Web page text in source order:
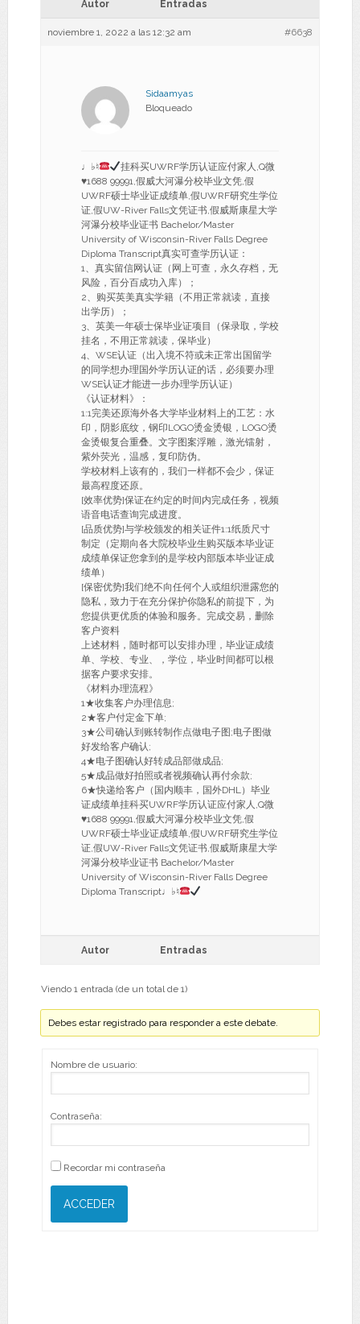
Autor Entradas
noviembre 1, 2022 a las 12:32 am #6638
Sidaamyas
Bloqueado
♩♭♮
挂科买UWRF学历认证应付家人,Q微
♥1688 99991,假威大河瀑分校毕业文凭,假
UWRF硕士毕业证成绩单,假UWRF研究生学位
证,假UW-River Falls文凭证书,假威斯康星大学
河瀑分校毕业证书 Bachelor/Master
University of Wisconsin-River Falls Degree
Diploma Transcript真实可查学历认证：
1、真实留信网认证（网上可查，永久存档，无
风险，百分百成功入库）；
2、购买英美真实学籍（不用正常就读，直接
出学历）；
3、英美一年硕士保毕业证项目（保录取，学校
挂名，不用正常就读，保毕业）
4、WSE认证（出入境不符或未正常出国留学
的同学想办理国外学历认证的话，必须要办理
WSE认证才能进一步办理学历认证）
《认证材料》：
1:1完美还原海外各大学毕业材料上的工艺：水
印，阴影底纹，钢印LOGO烫金烫银，LOGO烫
金烫银复合重叠。文字图案浮雕，激光镭射，
紫外荧光，温感，复印防伪。
学校材料上该有的，我们一样都不会少，保证
最高程度还原。
[效率优势]保证在约定的时间内完成任务，视频
语音电话查询完成进度。
[品质优势]与学校颁发的相关证件1:1纸质尺寸
制定（定期向各大院校毕业生购买版本毕业证
成绩单保证您拿到的是学校内部版本毕业证成
绩单）
[保密优势]我们绝不向任何个人或组织泄露您的
隐私，致力于在充分保护你隐私的前提下，为
您提供更优质的体验和服务。完成交易，删除
客户资料
上述材料，随时都可以安排办理，毕业证成绩
单、学校、专业、，学位，毕业时间都可以根
据客户要求安排。
《材料办理流程》
1★收集客户办理信息;
2★客户付定金下单;
3★公司确认到账转制作点做电子图;电子图做
好发给客户确认;
4★电子图确认好转成品部做成品;
5★成品做好拍照或者视频确认再付余款;
6★快递给客户（国内顺丰，国外DHL）毕业
证成绩单挂科买UWRF学历认证应付家人,Q微
♥1688 99991,假威大河瀑分校毕业文凭,假
UWRF硕士毕业证成绩单,假UWRF研究生学位
证,假UW-River Falls文凭证书,假威斯康星大学
河瀑分校毕业证书 Bachelor/Master
University of Wisconsin-River Falls Degree
Diploma Transcript♩♭♮
Autor Entradas
Viendo 1 entrada (de un total de 1)
Debes estar registrado para responder a este debate.
Nombre de usuario:
Contraseña:
Recordar mi contraseña
ACCEDER